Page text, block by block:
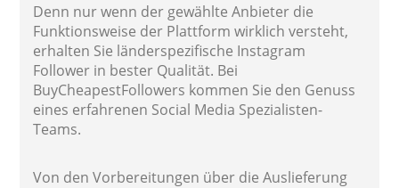
Denn nur wenn der gewählte Anbieter die
Funktionsweise der Plattform wirklich versteht,
erhalten Sie länderspezifische Instagram
Follower in bester Qualität. Bei
BuyCheapestFollowers kommen Sie den Genuss
eines erfahrenen Social Media Spezialisten-
Teams.
Von den Vorbereitungen über die Auslieferung